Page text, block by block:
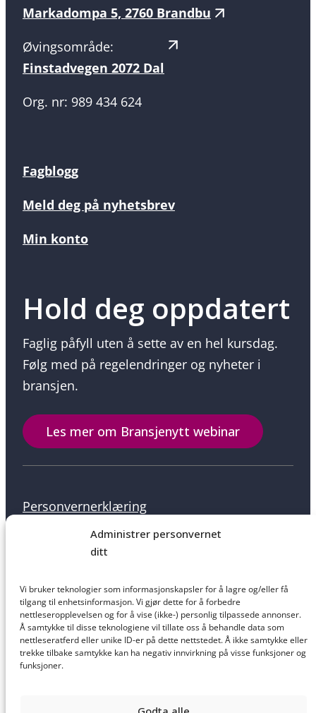
Administrer personvernet
ditt
Vi bruker teknologier som informasjonskapsler for å lagre og/eller få
tilgang til enhetsinformasjon. Vi gjør dette for å forbedre
nettleseropplevelsen og for å vise (ikke-) personlig tilpassede annonser.
Å samtykke til disse teknologiene vil tillate oss å behandle data som
nettleseratferd eller unike ID-er på dette nettstedet. Å ikke samtykke eller
trekke tilbake samtykke kan ha negativ innvirkning på visse funksjoner og
funksjoner.
Markadompa 5, 2760 Brandbu
Øvingsområde:
Finstadvegen 2072 Dal
Org. nr: 989 434 624
Fagblogg
Meld deg på nyhetsbrev
Min konto
Hold deg oppdatert
Faglig påfyll uten å sette av en hel kursdag.
Følg med på regelendringer og nyheter i
bransjen.
Les mer om Bransjenytt webinar
Personvernerklæring
Salgsbetingelser